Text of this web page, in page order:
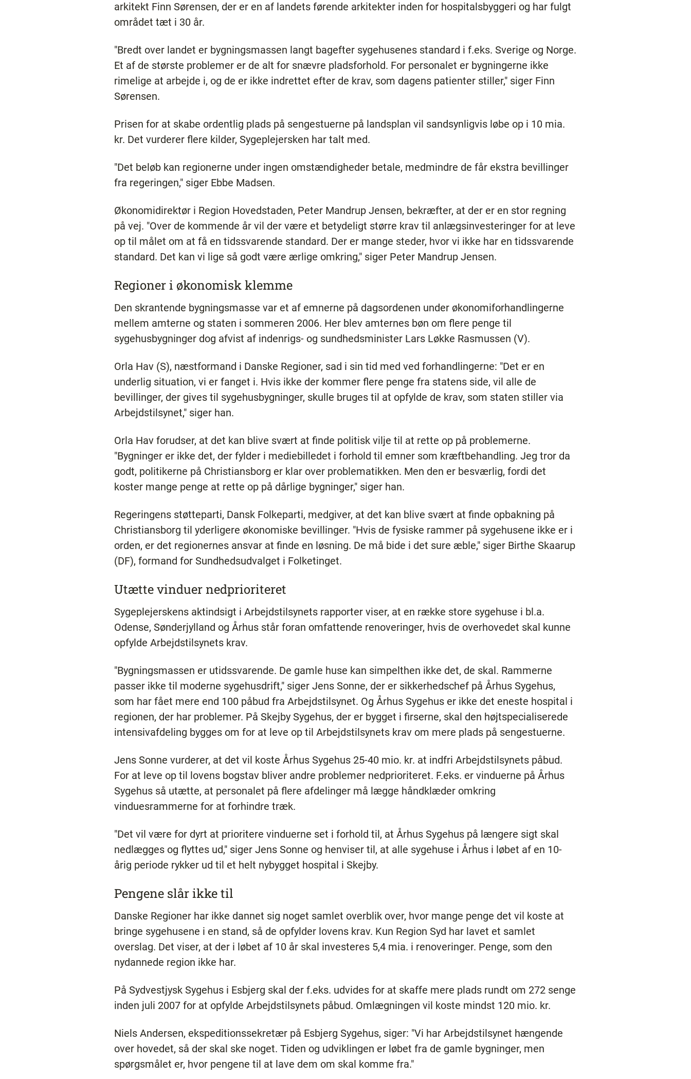
arkitekt Finn Sørensen, der er en af landets førende arkitekter inden for hospitalsbyggeri og har fulgt
området tæt i 30 år.
"Bredt over landet er bygningsmassen langt bagefter sygehusenes standard i f.eks. Sverige og Norge.
Et af de største problemer er de alt for snævre pladsforhold. For personalet er bygningerne ikke
rimelige at arbejde i, og de er ikke indrettet efter de krav, som dagens patienter stiller," siger Finn
Sørensen.
Prisen for at skabe ordentlig plads på sengestuerne på landsplan vil sandsynligvis løbe op i 10 mia.
kr. Det vurderer flere kilder, Sygeplejersken har talt med.
"Det beløb kan regionerne under ingen omstændigheder betale, medmindre de får ekstra bevillinger
fra regeringen," siger Ebbe Madsen.
Økonomidirektør i Region Hovedstaden, Peter Mandrup Jensen, bekræfter, at der er en stor regning
på vej. "Over de kommende år vil der være et betydeligt større krav til anlægsinvesteringer for at leve
op til målet om at få en tidssvarende standard. Der er mange steder, hvor vi ikke har en tidssvarende
standard. Det kan vi lige så godt være ærlige omkring," siger Peter Mandrup Jensen.
Regioner i økonomisk klemme
Den skrantende bygningsmasse var et af emnerne på dagsordenen under økonomiforhandlingerne
mellem amterne og staten i sommeren 2006. Her blev amternes bøn om flere penge til
sygehusbygninger dog afvist af indenrigs- og sundhedsminister Lars Løkke Rasmussen (V).
Orla Hav (S), næstformand i Danske Regioner, sad i sin tid med ved forhandlingerne: "Det er en
underlig situation, vi er fanget i. Hvis ikke der kommer flere penge fra statens side, vil alle de
bevillinger, der gives til sygehusbygninger, skulle bruges til at opfylde de krav, som staten stiller via
Arbejdstilsynet," siger han.
Orla Hav forudser, at det kan blive svært at finde politisk vilje til at rette op på problemerne.
"Bygninger er ikke det, der fylder i mediebilledet i forhold til emner som kræftbehandling. Jeg tror da
godt, politikerne på Christiansborg er klar over problematikken. Men den er besværlig, fordi det
koster mange penge at rette op på dårlige bygninger," siger han.
Regeringens støtteparti, Dansk Folkeparti, medgiver, at det kan blive svært at finde opbakning på
Christiansborg til yderligere økonomiske bevillinger. "Hvis de fysiske rammer på sygehusene ikke er i
orden, er det regionernes ansvar at finde en løsning. De må bide i det sure æble," siger Birthe Skaarup
(DF), formand for Sundhedsudvalget i Folketinget.
Utætte vinduer nedprioriteret
Sygeplejerskens aktindsigt i Arbejdstilsynets rapporter viser, at en række store sygehuse i bl.a.
Odense, Sønderjylland og Århus står foran omfattende renoveringer, hvis de overhovedet skal kunne
opfylde Arbejdstilsynets krav.
"Bygningsmassen er utidssvarende. De gamle huse kan simpelthen ikke det, de skal. Rammerne
passer ikke til moderne sygehusdrift," siger Jens Sonne, der er sikkerhedschef på Århus Sygehus,
som har fået mere end 100 påbud fra Arbejdstilsynet. Og Århus Sygehus er ikke det eneste hospital i
regionen, der har problemer. På Skejby Sygehus, der er bygget i firserne, skal den højtspecialiserede
intensivafdeling bygges om for at leve op til Arbejdstilsynets krav om mere plads på sengestuerne.
Jens Sonne vurderer, at det vil koste Århus Sygehus 25-40 mio. kr. at indfri Arbejdstilsynets påbud.
For at leve op til lovens bogstav bliver andre problemer nedprioriteret. F.eks. er vinduerne på Århus
Sygehus så utætte, at personalet på flere afdelinger må lægge håndklæder omkring
vinduesrammerne for at forhindre træk.
"Det vil være for dyrt at prioritere vinduerne set i forhold til, at Århus Sygehus på længere sigt skal
nedlægges og flyttes ud," siger Jens Sonne og henviser til, at alle sygehuse i Århus i løbet af en 10-
årig periode rykker ud til et helt nybygget hospital i Skejby.
Pengene slår ikke til
Danske Regioner har ikke dannet sig noget samlet overblik over, hvor mange penge det vil koste at
bringe sygehusene i en stand, så de opfylder lovens krav. Kun Region Syd har lavet et samlet
overslag. Det viser, at der i løbet af 10 år skal investeres 5,4 mia. i renoveringer. Penge, som den
nydannede region ikke har.
På Sydvestjysk Sygehus i Esbjerg skal der f.eks. udvides for at skaffe mere plads rundt om 272 senge
inden juli 2007 for at opfylde Arbejdstilsynets påbud. Omlægningen vil koste mindst 120 mio. kr.
Niels Andersen, ekspeditionssekretær på Esbjerg Sygehus, siger: "Vi har Arbejdstilsynet hængende
over hovedet, så der skal ske noget. Tiden og udviklingen er løbet fra de gamle bygninger, men
spørgsmålet er, hvor pengene til at lave dem om skal komme fra."